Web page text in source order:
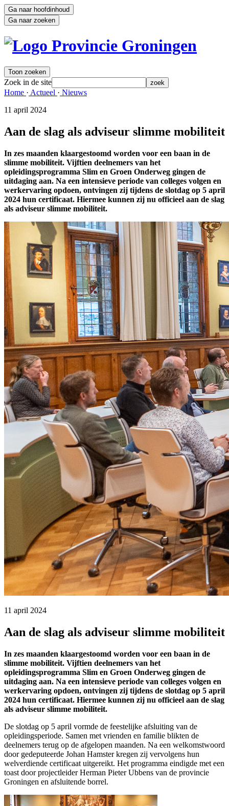
Ga naar hoofdinhoud
Ga naar zoeken
Toon zoeken
Zoek in de site zoek
Home · Actueel · Nieuws
11 april 2024
Aan de slag als adviseur slimme mobiliteit
In zes maanden klaargestoomd worden voor een baan in de
slimme mobiliteit. Vijftien deelnemers van het
opleidingsprogramma Slim en Groen Onderweg gingen de
uitdaging aan. Na een intensieve periode van colleges volgen en
werkervaring opdoen, ontvingen zij tijdens de slotdag op 5 april
2024 hun certificaat. Hiermee kunnen zij nu officieel aan de slag
als adviseur slimme mobiliteit.
11 april 2024
Aan de slag als adviseur slimme mobiliteit
In zes maanden klaargestoomd worden voor een baan in de
slimme mobiliteit. Vijftien deelnemers van het
opleidingsprogramma Slim en Groen Onderweg gingen de
uitdaging aan. Na een intensieve periode van colleges volgen en
werkervaring opdoen, ontvingen zij tijdens de slotdag op 5 april
2024 hun certificaat. Hiermee kunnen zij nu officieel aan de slag
als adviseur slimme mobiliteit.
De slotdag op 5 april vormde de feestelijke afsluiting van de
opleidingsperiode. Samen met vrienden en familie blikten de
deelnemers terug op de afgelopen maanden. Na een welkomstwoord
door gedeputeerde Johan Hamster kregen zij vervolgens hun
welverdiende certificaat uitgereikt. Het programma eindigde met een
toast door projectleider Herman Pieter Ubbens van de provincie
Groningen en afsluitende borrel.